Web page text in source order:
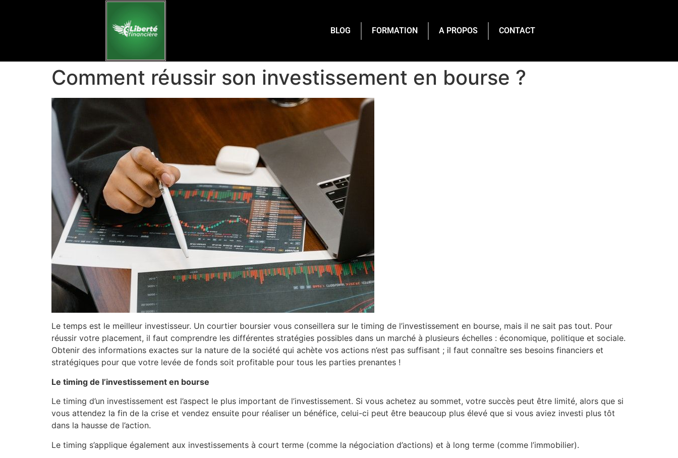
BLOG FORMATION A PROPOS CONTACT
Comment réussir son investissement en bourse ?
Le temps est le meilleur investisseur. Un courtier boursier vous conseillera sur le timing de l’investissement en bourse, mais il ne sait pas tout. Pour
réussir votre placement, il faut comprendre les différentes stratégies possibles dans un marché à plusieurs échelles : économique, politique et sociale.
Obtenir des informations exactes sur la nature de la société qui achète vos actions n’est pas suffisant ; il faut connaître ses besoins financiers et
stratégiques pour que votre levée de fonds soit profitable pour tous les parties prenantes !
Le timing de l’investissement en bourse
Le timing d’un investissement est l’aspect le plus important de l’investissement. Si vous achetez au sommet, votre succès peut être limité, alors que si
vous attendez la fin de la crise et vendez ensuite pour réaliser un bénéfice, celui-ci peut être beaucoup plus élevé que si vous aviez investi plus tôt
dans la hausse de l’action.
Le timing s’applique également aux investissements à court terme (comme la négociation d’actions) et à long terme (comme l’immobilier).